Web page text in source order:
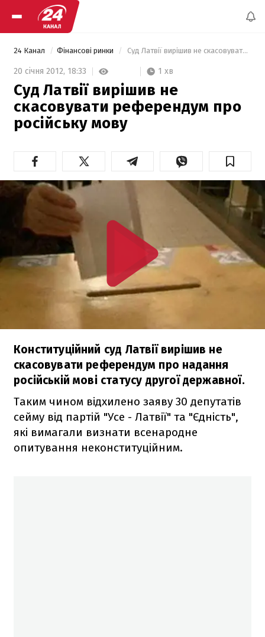
24 Канал Фінансові ринки Суд Латвії вирішив не скасовувати референдум про російську мову
20 січня 2012, 18:33 1 хв
Суд Латвії вирішив не
скасовувати референдум про
російську мову
Конституційний суд Латвії вирішив не
скасовувати референдум про надання
російській мові статусу другої державної.
Таким чином відхилено заяву 30 депутатів
сейму від партій "Усе - Латвії" та "Єдність",
які вимагали визнати всенародне
опитування неконституційним.